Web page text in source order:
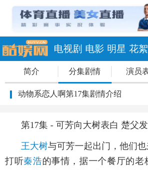
电视剧 电影 明星 花絮
简介 分集剧情 演员
动物系恋人啊第17集剧情介绍
第17集 - 可芳向大树表白 楚父
王大树与可芳一起出门，他们
打听秦浩的事情，据一个餐厅的老